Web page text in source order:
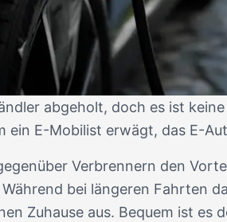
abgeholt, doch es ist
ein E-Mobilist erwägt, das E-
Verbrennern den
bei längeren Fahrten
Zuhause aus. Bequem ist es